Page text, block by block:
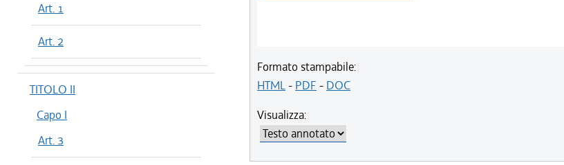
Art. 1
Art. 2
TITOLO II
Capo I
Art. 3
Formato stampabile:
HTML- PDF - DOC
Visualizza: